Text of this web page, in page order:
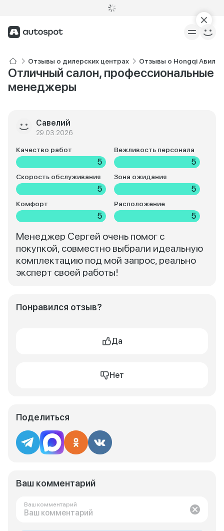
Отзывы о дилерских центрах Отзывы о Hongqi
Отличный салон, профессиональные
менеджеры
Савелий
29.03.2026
Качество работ
5
Вежливость персонала
5
Скорость обслуживания
5
Зона ожидания
5
Комфорт
5
Расположение
5
Менеджер Сергей очень помог с
покупкой, совместно выбрали идеальную
комплектацию под мой запрос, реально
эксперт своей работы!
Понравился отзыв?
Да
Нет
Поделиться
Ваш комментарий
Ваш комментарий